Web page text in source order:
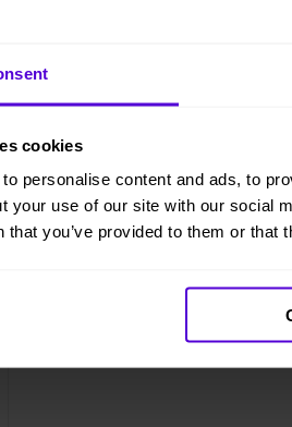
cookies
personalise content and ads, to
your use of our site with our social
that you’ve provided to them or